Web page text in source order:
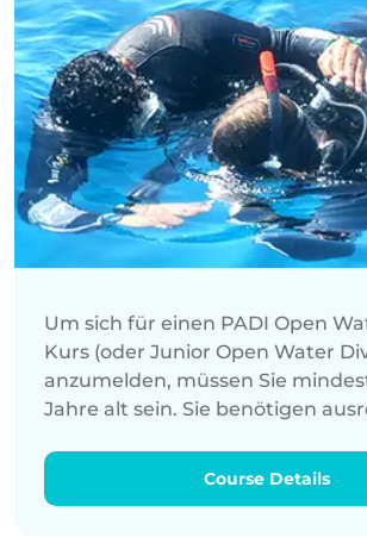
Um sich für einen PADI Open
Kurs (oder Junior Open Water
anzumelden, müssen Sie
Jahre alt sein. Sie benötigen
körperlicher Verfassung sein. Es
Vorkenntnisse im Tauchen
Course Details